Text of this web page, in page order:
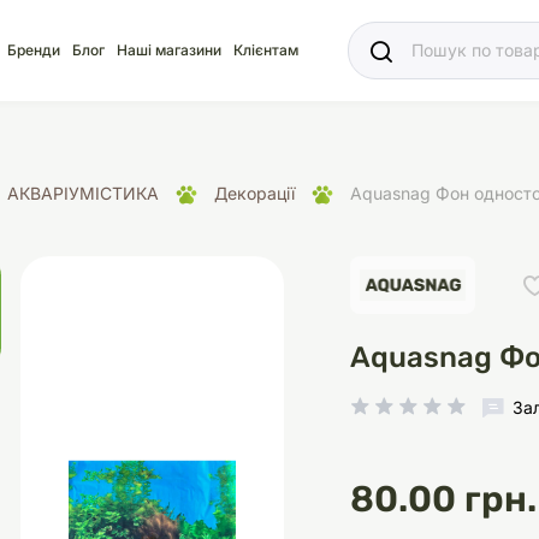
Здоров'я
Туалети та аксесуари
Наповнювачі
для кліток Здоров'я
Здоров'я
акваріума Акваріуми
Помпи
Бренди Блог Наші магазини Клієнтам
АКВАРІУМІСТИКА Декорації Aquasnag Фон
Aquasnag
80.00 грн.